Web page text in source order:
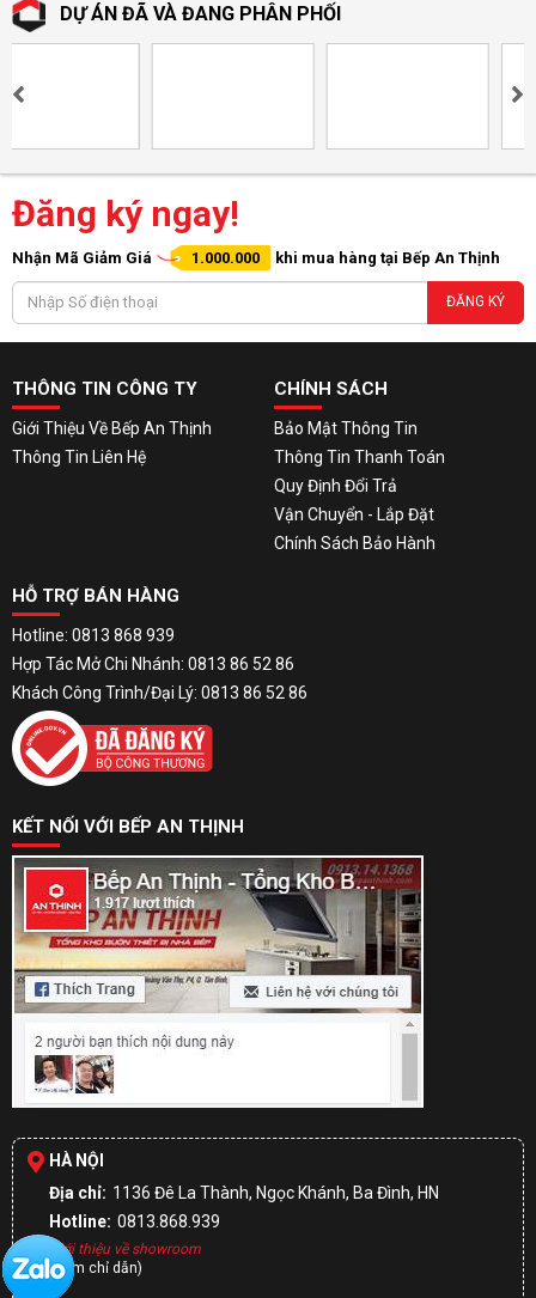
DỰ ÁN ĐÃ VÀ ĐANG PHÂN PHỐI
Đăng ký ngay!
Nhận Mã Giảm Giá 1.000.000 khi mua hàng tại Bếp An Thịnh
ĐĂNG KÝ
THÔNG TIN CÔNG TY
Giới Thiệu Về Bếp An Thịnh
Thông Tin Liên Hệ
CHÍNH SÁCH
Bảo Mật Thông Tin
Thông Tin Thanh Toán
Quy Định Đổi Trả
Vận Chuyển - Lắp Đặt
Chính Sách Bảo Hành
HỖ TRỢ BÁN HÀNG
Hotline: 0813 868 939
Hợp Tác Mở Chi Nhánh: 0813 86 52 86
Khách Công Trình/Đại Lý: 0813 86 52 86
KẾT NỐI VỚI BẾP AN THỊNH
HÀ NỘI
Địa chỉ: 1136 Đê La Thành, Ngọc Khánh, Ba Đình, HN
Hotline: 0813.868.939
Giới thiệu về showroom
(Xem chỉ dẫn)